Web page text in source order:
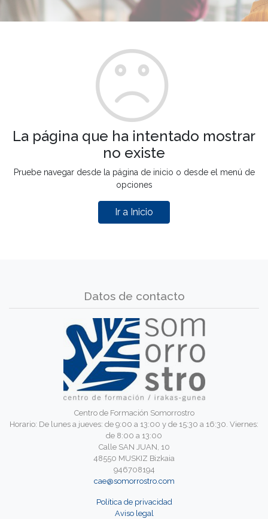
La página que ha intentado mostrar
no existe
Pruebe navegar desde la página de inicio o desde el menú de
opciones
Ir a Inicio
Datos de contacto
Centro de Formación Somorrostro
Horario: De lunes a jueves: de 9:00 a 13:00 y de 15:30 a 16:30. Viernes:
de 8:00 a 13:00
Calle SAN JUAN, 10
48550 MUSKIZ Bizkaia
946708194
cae@somorrostro.com
Política de privacidad
Aviso legal